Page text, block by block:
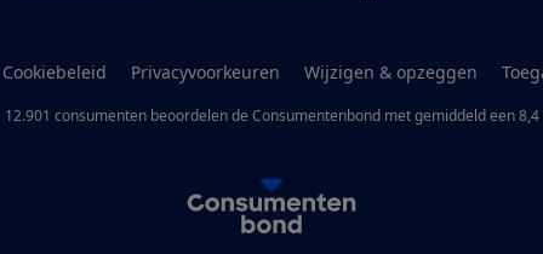
Cookiebeleid Privacyvoorkeuren Wijzigen & opzeggen
12.901 consumenten beoordelen de Consumentenbondmet gemiddeld een 8,4